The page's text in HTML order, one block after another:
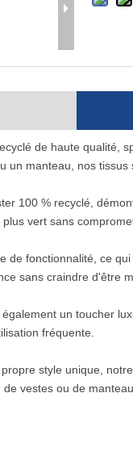
de haute
manteau, nos
100 % recyclé,
vert sans
fonctionnalité, ce
sans craindre d'être
un toucher
fréquente.
style unique, notre
vestes ou de